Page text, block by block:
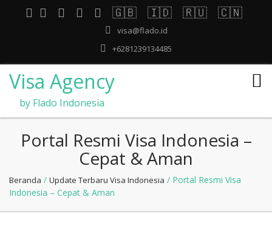
🇬🇧 🇮🇩 🇷🇺 🇨🇳
visa@flado.id
+6281239134485
Visa Agency
by Flado Indonesia
Portal Resmi Visa Indonesia –
Cepat & Aman
Beranda / Update Terbaru Visa Indonesia / Portal Resmi Visa
Indonesia – Cepat & Aman